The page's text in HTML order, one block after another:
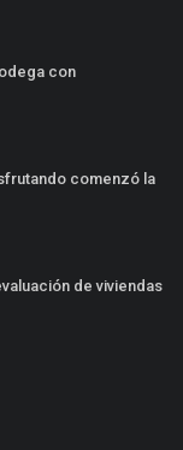
con
comenzó la
de viviendas